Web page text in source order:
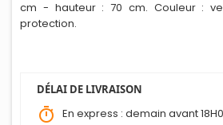
cm - hauteur : 70 cm. Couleur :
protection.
DÉLAI DE LIVRAISON
timer En express : demain avant